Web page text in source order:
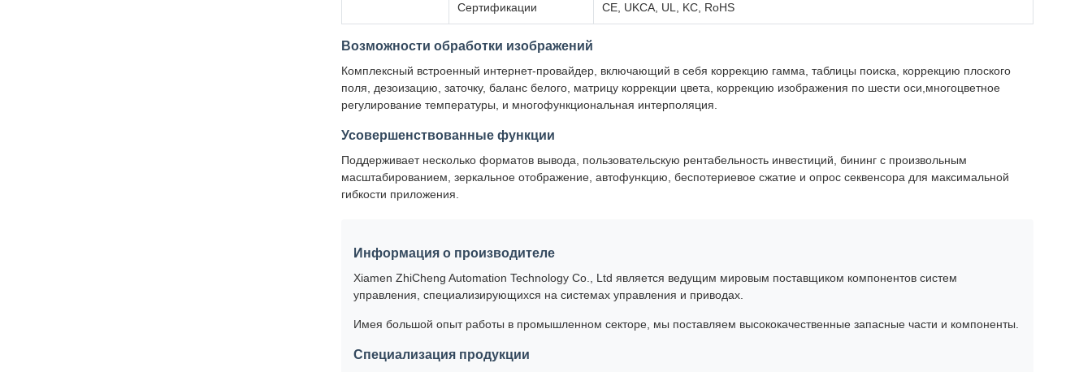
Сертификации CE, UKCA, UL, KC, RoHS
Возможности обработки изображений
Комплексный встроенный интернет-провайдер, включающий в себя коррекцию гамма, таблицы поиска, коррекцию плоского
поля, дезоизацию, заточку, баланс белого, матрицу коррекции цвета, коррекцию изображения по шести оси,многоцветное
регулирование температуры, и многофункциональная интерполяция.
Усовершенствованные функции
Поддерживает несколько форматов вывода, пользовательскую рентабельность инвестиций, бининг с произвольным
масштабированием, зеркальное отображение, автофункцию, беспотериевое сжатие и опрос секвенсора для максимальной
гибкости приложения.
Информация о производителе
Xiamen ZhiCheng Automation Technology Co., Ltd является ведущим мировым поставщиком компонентов систем
управления, специализирующихся на системах управления и приводах.
Имея большой опыт работы в промышленном секторе, мы поставляем высококачественные запасные части и компоненты.
Специализация продукции